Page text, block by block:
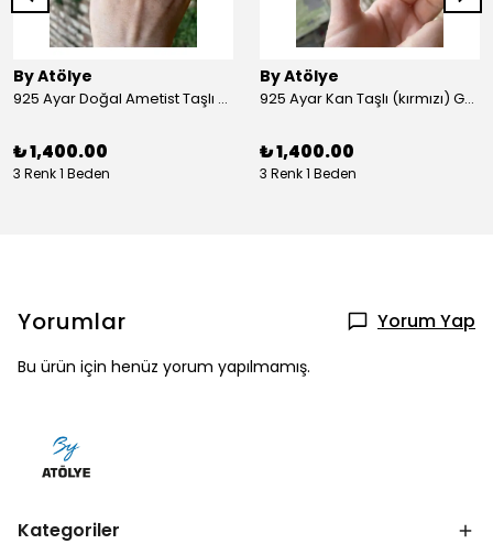
By Atölye
925 Ayar Doğal Ametist Taşlı Yuvarlak Gümüş Yüzük
₺ 1,400.00
3 Renk 1 Beden
By Atölye
925 Ayar Kan Taşlı (kırmızı) Gümüş Yüzük
₺ 1,400.00
3 Renk 1 Beden
Yorumlar Yorum Yap
Bu ürün için henüz yorum yapılmamış.
Kategoriler